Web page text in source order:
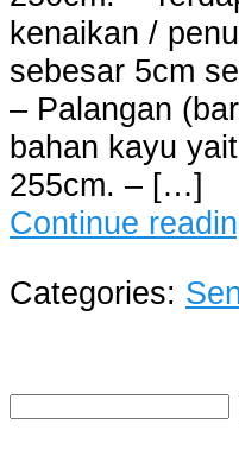
kenaikan /
sebesar 5cm
– Palangan
bahan kayu
255cm. – […]
Continue
Categories:
Cari